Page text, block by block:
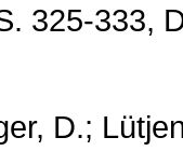
325-333,
D.;